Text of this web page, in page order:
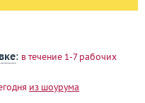
: в течение 1-7 рабочих
из шоурума